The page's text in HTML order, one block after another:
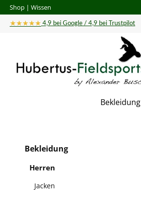
Hauptinhalt springen
Zur Suche springen
Zur Hauptnavigation springen
Shop | Wissen
★★★★★ 4,9 bei Google / 4,9 bei Trustpilot
Bekleidung
Bekleidung
Herren
Jacken